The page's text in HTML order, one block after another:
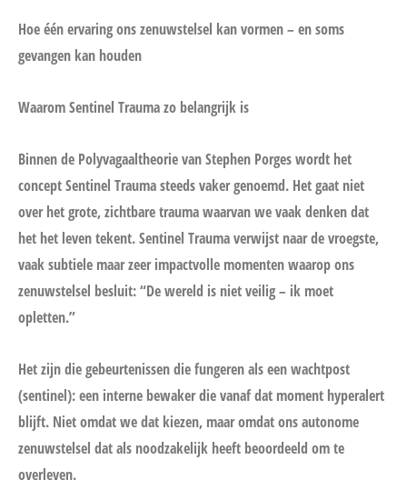
Hoe één ervaring ons zenuwstelsel kan vormen – en soms
gevangen kan houden
Waarom Sentinel Trauma zo belangrijk is
Binnen de Polyvagaaltheorie van Stephen Porges wordt het
concept Sentinel Trauma steeds vaker genoemd. Het gaat niet
over het grote, zichtbare trauma waarvan we vaak denken dat
het het leven tekent. Sentinel Trauma verwijst naar de vroegste,
vaak subtiele maar zeer impactvolle momenten waarop ons
zenuwstelsel besluit: “De wereld is niet veilig – ik moet
opletten.”
Het zijn die gebeurtenissen die fungeren als een wachtpost
(sentinel): een interne bewaker die vanaf dat moment hyperalert
blijft. Niet omdat we dat kiezen, maar omdat ons autonome
zenuwstelsel dat als noodzakelijk heeft beoordeeld om te
overleven.